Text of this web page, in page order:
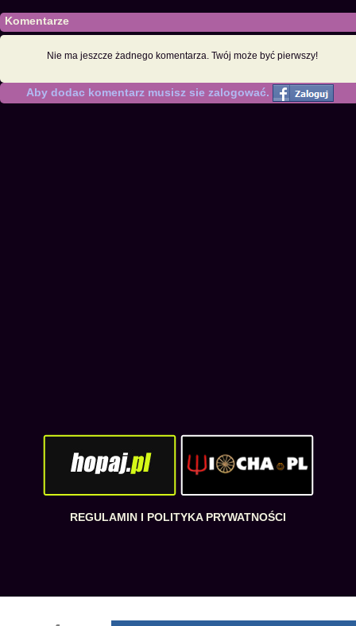
Komentarze
Nie ma jeszcze żadnego komentarza. Twój może być pierwszy!
Aby dodac komentarz musisz sie zalogować.
REGULAMIN I POLITYKA PRYWATNOŚCI